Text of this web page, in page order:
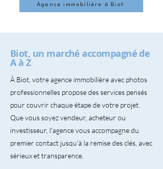
Agence immobilière à Biot
Biot, un marché accompagné de
A à Z
À Biot, votre agence immobilière avec photos
professionnelles propose des services pensés
pour couvrir chaque étape de votre projet.
Que vous soyez vendeur, acheteur ou
investisseur, l'agence vous accompagne du
premier contact jusqu'à la remise des clés, avec
sérieux et transparence.